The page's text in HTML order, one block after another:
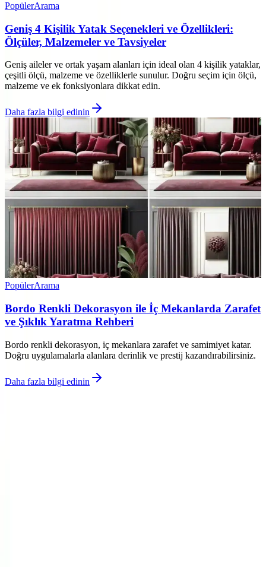
PopülerArama
Geniş 4 Kişilik Yatak Seçenekleri ve Özellikleri:
Ölçüler, Malzemeler ve Tavsiyeler
Geniş aileler ve ortak yaşam alanları için ideal olan 4 kişilik yataklar,
çeşitli ölçü, malzeme ve özelliklerle sunulur. Doğru seçim için ölçü,
malzeme ve ek fonksiyonlara dikkat edin.
Daha fazla bilgi edinin
PopülerArama
Bordo Renkli Dekorasyon ile İç Mekanlarda Zarafet
ve Şıklık Yaratma Rehberi
Bordo renkli dekorasyon, iç mekanlara zarafet ve samimiyet katar.
Doğru uygulamalarla alanlara derinlik ve prestij kazandırabilirsiniz.
Daha fazla bilgi edinin